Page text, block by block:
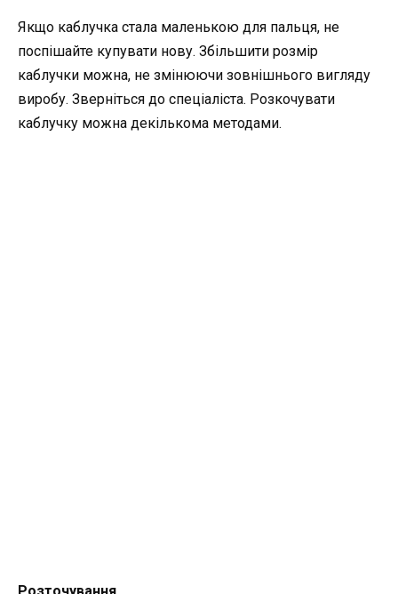
Якщо каблучка стала маленькою для пальця, не
поспішайте купувати нову. Збільшити розмір
каблучки можна, не змінюючи зовнішнього вигляду
виробу. Зверніться до спеціаліста. Розкочувати
каблучку можна декількома методами.